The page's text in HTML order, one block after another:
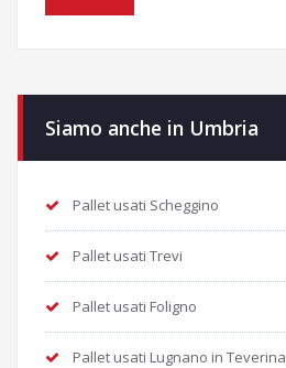
Siamo anche in Umbria
Pallet usati Scheggino
Pallet usati Trevi
Pallet usati Foligno
Pallet usati Lugnano in Teverina